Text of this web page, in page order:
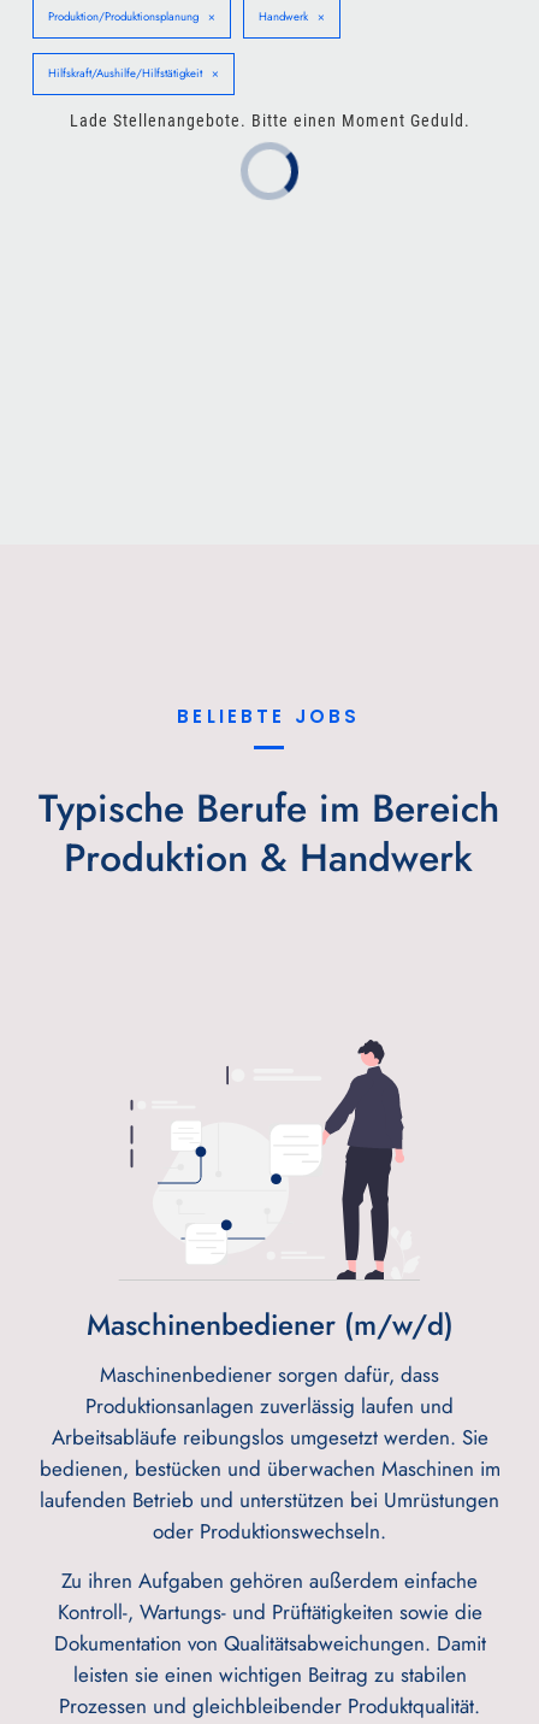
Produktion/Produktionsplanung Handwerk
Hilfskraft/Aushilfe/Hilfstätigkeit
Lade Stellenangebote. Bitte einen Moment Geduld.
BELIEBTE JOBS
Typische Berufe im Bereich
Produktion & Handwerk
Maschinenbediener (m/w/d)
Maschinenbediener sorgen dafür, dass
Produktionsanlagen zuverlässig laufen und
Arbeitsabläufe reibungslos umgesetzt werden. Sie
bedienen, bestücken und überwachen Maschinen im
laufenden Betrieb und unterstützen bei Umrüstungen
oder Produktionswechseln.
Zu ihren Aufgaben gehören außerdem einfache
Kontroll-, Wartungs- und Prüftätigkeiten sowie die
Dokumentation von Qualitätsabweichungen. Damit
leisten sie einen wichtigen Beitrag zu stabilen
Prozessen und gleichbleibender Produktqualität.